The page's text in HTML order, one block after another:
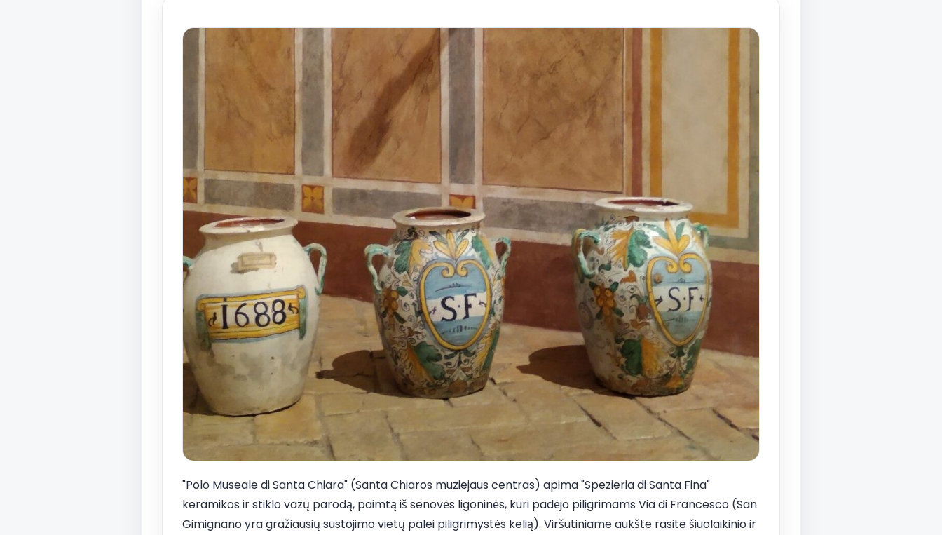
"Polo Museale di Santa Chiara" (Santa Chiaros muziejaus centras) apima "Spezieria di Santa Fina"
keramikos ir stiklo vazų parodą, paimtą iš senovės ligoninės, kuri padėjo piligrimams Via di Francesco (San
Gimignano yra gražiausių sustojimo vietų palei piligrimystės kelią). Viršutiniame aukšte rasite šiuolaikinio ir